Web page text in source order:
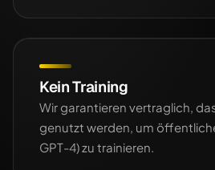
Kein Training
Wir garantieren vertraglich,
genutzt werden, um
GPT-4) zu trainieren.